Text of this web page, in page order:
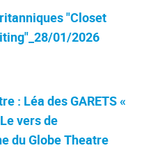
"Closet
01/2026
: Léa des GARETS «
vers de
du Globe Theatre